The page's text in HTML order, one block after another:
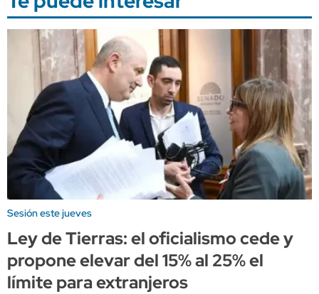
Sesión este jueves
Ley de Tierras: el oficialismo cede y
propone elevar del 15% al 25% el
límite para extranjeros